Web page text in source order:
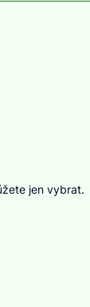
jen vybrat.